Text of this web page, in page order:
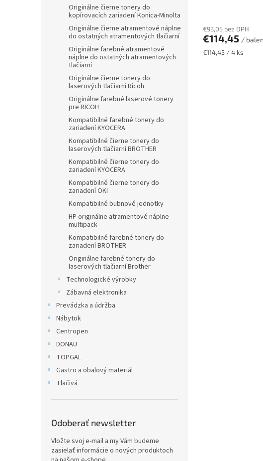
Originálne čierne tonery do
kopírovacích zariadení Konica-Minolta
Originálne čierne atramentové náplne
do ostatných atramentových tlačiarní
Originálne farebné atramentové
náplne do ostatných atramentových
tlačiarní
Originálne čierne tonery do
laserových tlačiarní Ricoh
Originálne farebné laserové tonery
pre RICOH
Kompatibilné farebné tonery do
zariadení KYOCERA
Kompatibilné čierne tonery do
laserových tlačiarní BROTHER
Kompatibilné čierne tonery do
zariadení KYOCERA
Kompatibilné čierne tonery do
zariadení OKI
Kompatibilné bubnové jednotky
HP originálne atramentové náplne
multipack
Kompatibilné farebné tonery do
zariadení BROTHER
Originálne farebné tonery do
laserových tlačiarní Brother
Technologické výrobky
Zábavná elektronika
Prevádzka a údržba
Nábytok
Centropen
DONAU
TOPGAL
Gastro a obalový materiál
Tlačivá
Odoberať newsletter
Vložte svoj e-mail a my Vám budeme
zasielať informácie o nových produktoch
€93,05 bez DPH
€114,45 /
Jednotková
€114,45 / 4 ks